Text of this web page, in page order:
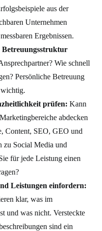
aus der
Unternehmen
Ergebnissen.
Betreuungsstruktur
Wie schnell
Persönliche Betreuung
prüfen: Kann
abdecken
Content, SEO, GEO und
zu Social Media und
für jede Leistung einen
Leistungen einfordern:
klar, was im
und was nicht. Versteckte
sind ein